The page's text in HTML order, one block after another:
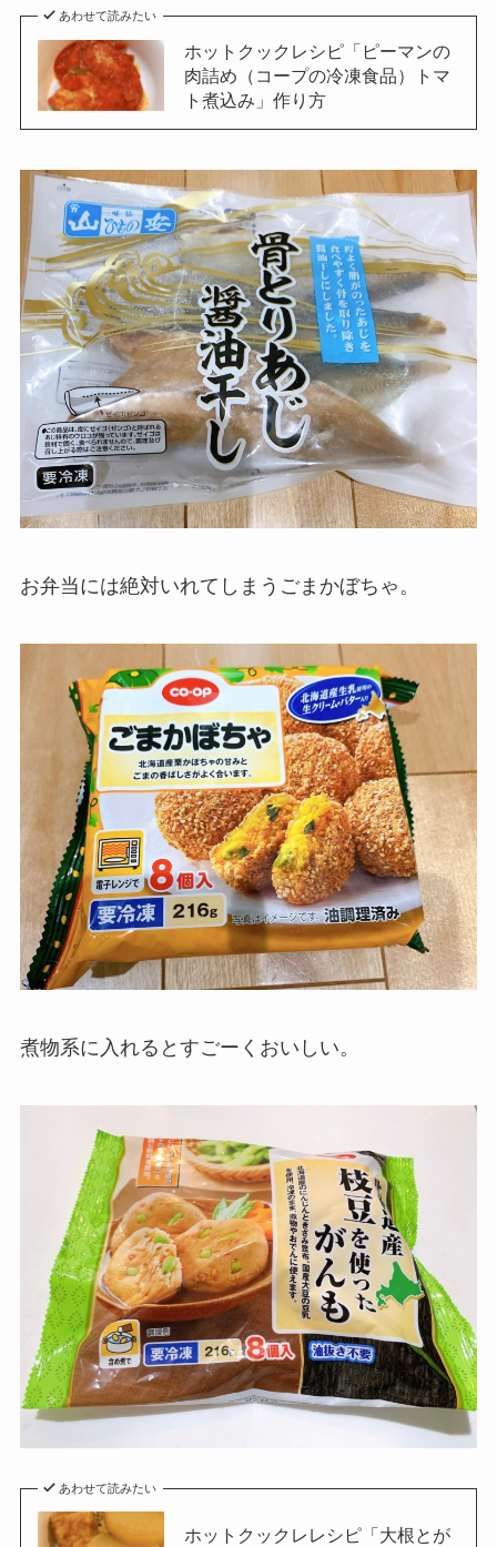
あわせて読みたい
ホットクックレシピ「ピーマンの
肉詰め（コープの冷凍食品）トマ
ト煮込み」作り方
お弁当には絶対いれてしまうごまかぼちゃ。
煮物系に入れるとすごーくおいしい。
あわせて読みたい
ホットクックレレシピ「大根とが